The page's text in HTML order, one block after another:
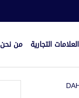
العلامات التجارية من نحن